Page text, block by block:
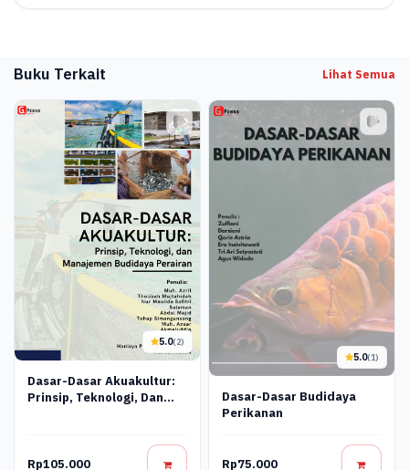
Buku Terkait Lihat Semua
5.0(2)
Dasar-Dasar Akuakultur:
Prinsip, Teknologi, Dan
Rp105.000
5.0(1)
Dasar-Dasar Budidaya
Perikanan
Rp75.000